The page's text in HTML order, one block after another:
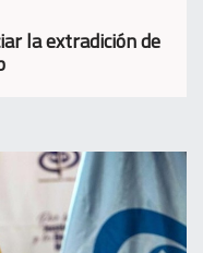
la extradición de